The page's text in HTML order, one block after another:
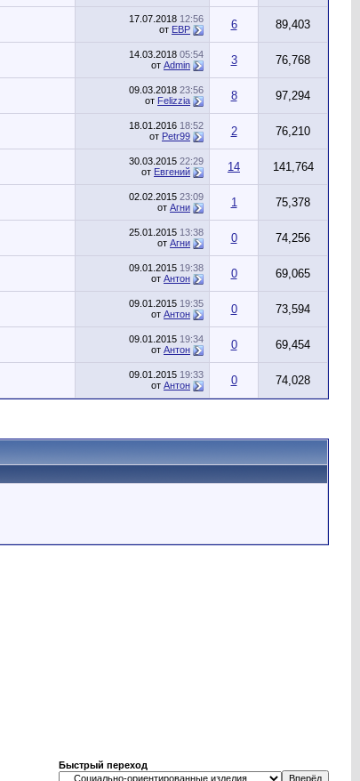
17.07.2018 12:56
от ЕВР 6 89,403
14.03.2018 05:54
от Admin 3 76,768
09.03.2018 23:56
от Felizzia 8 97,294
18.01.2016 18:52
от Petr99 2 76,210
30.03.2015 22:29
от Евгений 14 141,764
02.02.2015 23:09
от Агни 1 75,378
25.01.2015 13:38
от Агни 0 74,256
09.01.2015 19:38
от Антон 0 69,065
09.01.2015 19:35
от Антон 0 73,594
09.01.2015 19:34
от Антон 0 69,454
09.01.2015 19:33
от Антон 0 74,028
Быстрый переход